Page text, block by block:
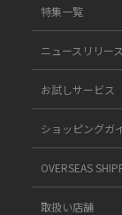
特集一覧
ニュースリリース
お試しサービス
ショッピングガ
OVERSEAS
取扱い店舗